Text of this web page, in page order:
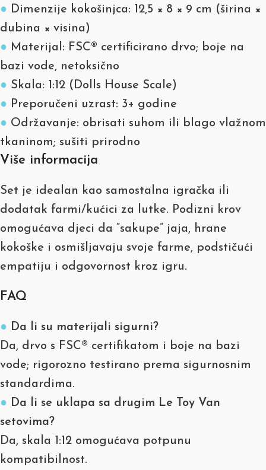
● Dimenzije kokošinjca: 12,5 × 8 × 9 cm (širina ×
dubina × visina)
● Materijal: FSC® certificirano drvo; boje na
bazi vode, netoksično
● Skala: 1:12 (Dolls House Scale)
● Preporučeni uzrast: 3+ godine
● Održavanje: obrisati suhom ili blago vlažnom
tkaninom; sušiti prirodno
Više informacija
Set je idealan kao samostalna igračka ili
dodatak farmi/kućici za lutke. Podizni krov
omogućava djeci da “sakupe” jaja, hrane
kokoške i osmišljavaju svoje farme, podstičući
empatiju i odgovornost kroz igru.
FAQ
● Da li su materijali sigurni?
Da, drvo s FSC® certifikatom i boje na bazi
vode; rigorozno testirano prema sigurnosnim
standardima.
● Da li se uklapa sa drugim Le Toy Van
setovima?
Da, skala 1:12 omogućava potpunu
kompatibilnost.